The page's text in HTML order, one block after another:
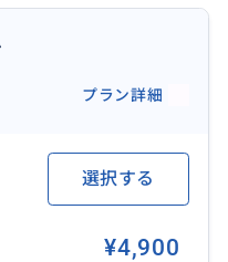
ドライバー、専用車
テル送迎（対象エリ
入場料、アクティビテ
車場料金、チップ（目
円程度）など
ア、ジンバラン、ク
プラン詳細
選択する
¥4,900